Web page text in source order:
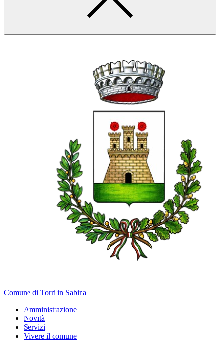
Comune di Torri in Sabina
Amministrazione
Novità
Servizi
Vivere il comune